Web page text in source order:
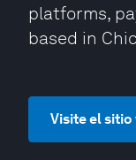
platforms,
based in
Visite el sitio